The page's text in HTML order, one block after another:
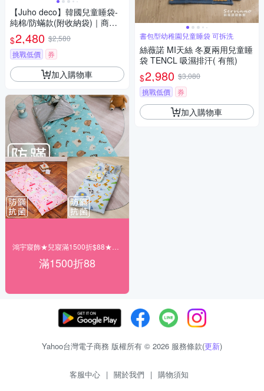
【Juho deco】韓國兒童睡袋-
純棉/防蟎款(附收納袋)｜商檢
合格｜四季適用 幼兒園午睡袋
四季睡袋
$2,480 $2,580
挑戰低價
券
加入購物車
滿1500折88
書包型幼稚園兒童睡袋 可拆洗
絲薇諾 MI天絲 冬夏兩用兒童睡
袋 TENCL 吸濕排汗( 有熊)
$2,980 $3,080
挑戰低價
券
加入購物車
Yahoo台灣電子商務 版權所有 © 2026 服務條款(更新)
客服中心 | 關於我們 | 購物須知